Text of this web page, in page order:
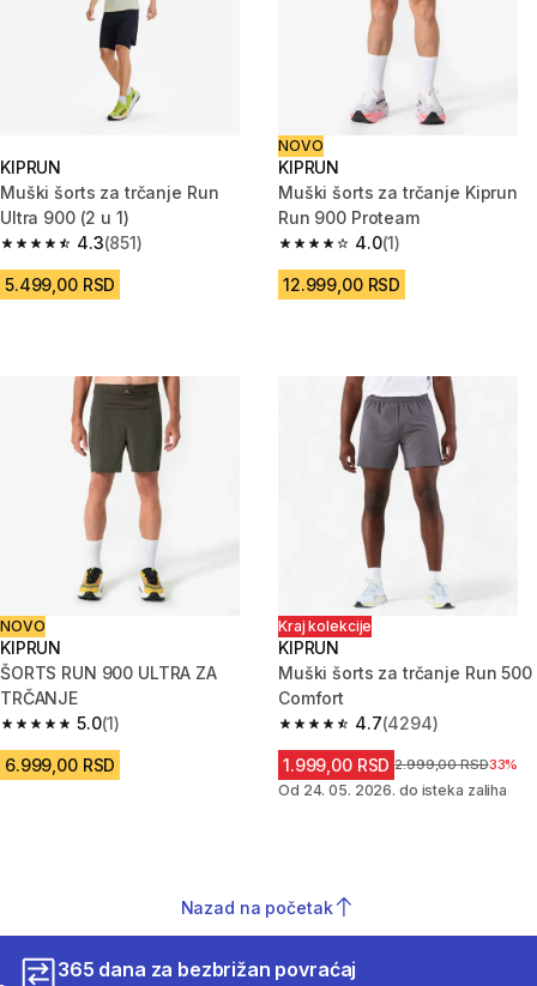
KIPRUN
Muški šorts za trčanje Run
Ultra 900 (2 u 1)
4.3
4.3 od 5 zvezdica from 851 Recenzije
(851)
5.499,00 RSD
NOVO
KIPRUN
Muški šorts za trčanje Kiprun
Run 900 Proteam
4.0
4.0 od 5 zvezdica from 1
(1)
12.999,00 RSD
NOVO
KIPRUN
ŠORTS RUN 900 ULTRA ZA
TRČANJE
5.0
5.0 od 5 zvezdica from 1 Recenzije
(1)
6.999,00 RSD
Kraj kolekcije
KIPRUN
Muški šorts za trčanje Run 500
Comfort
4.7
4.7 od 5 zvezdica from 4294
(4294)
1.999,00 RSD Cena pre sniženja
2.999,00 RSD33%
Od 24. 05. 2026. do isteka zaliha
Nazad na početak
365 dana za bezbrižan povraćaj